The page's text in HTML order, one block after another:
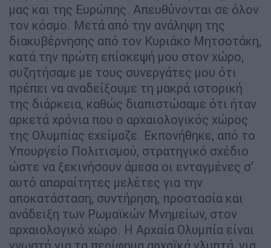
μας και της Ευρώπης. Απευθύνονται σε όλον
τον κόσμο. Μετά από την ανάληψη της
διακυβέρνησης από τον Κυριάκο Μητσοτάκη,
κατά την πρώτη επίσκεψή μου στον χώρο,
συζητήσαμε με τους συνεργάτες μου ότι
πρέπει να αναδείξουμε τη μακρά ιστορική
της διάρκεια, καθώς διαπιστώσαμε ότι ήταν
αρκετά χρόνια που ο αρχαιολογικός χώρος
της Ολυμπίας εχείμαζε. Εκπονήθηκε, από το
Υπουργείο Πολιτισμού, στρατηγικό σχέδιο
ώστε να ξεκινήσουν άμεσα οι ενταγμένες σ’
αυτό απαραίτητες μελέτες για την
αποκατάσταση, συντήρηση, προστασία και
ανάδειξη των Ρωμαϊκών Μνημείων, στον
αρχαιολογικό χώρο. Η Αρχαία Ολυμπία είναι